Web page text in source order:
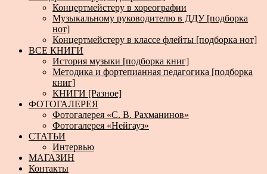
Концертмейстеру в хореографии
Музыкальному руководителю в ДДУ [подборка
нот]
Концертмейстеру в классе флейты [подборка нот]
ВСЕ КНИГИ
История музыки [подборка книг]
Методика и фортепианная педагогика [подборка
книг]
КНИГИ [Разное]
ФОТОГАЛЕРЕЯ
Фотогалерея «С. В. Рахманинов»
Фотогалерея «Нейгауз»
СТАТЬИ
Интервью
МАГАЗИН
Контакты